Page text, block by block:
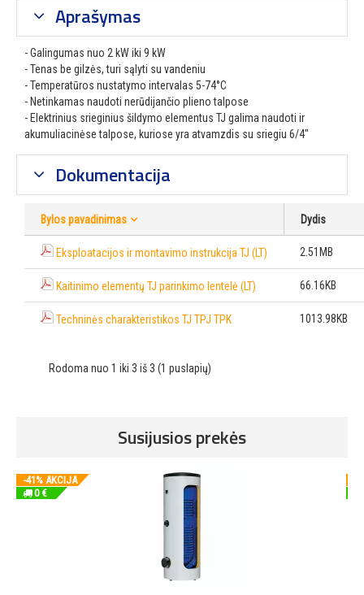
Aprašymas
- Galingumas nuo 2 kW iki 9 kW
- Tenas be gilzės, turi sąlyti su vandeniu
- Temperatūros nustatymo intervalas 5-74°C
- Netinkamas naudoti nerūdijančio plieno talpose
- Elektrinius srieginius šildymo elementus TJ galima naudoti ir
akumuliacinėse talpose, kuriose yra atvamzdis su sriegiu 6/4"
Dokumentacija
Bylos pavadinimas Dydis
Eksploatacijos ir montavimo instrukcija TJ (LT) 2.51MB
Kaitinimo elementų TJ parinkimo lentelė (LT) 66.16KB
Techninės charakteristikos TJ TPJ TPK 1013.98KB
Rodoma nuo 1 iki 3 iš 3 (1 puslapių)
Susijusios prekės
-41% AKCIJA
0 €